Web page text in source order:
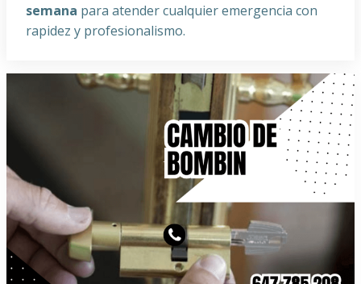
semana para atender cualquier emergencia con
rapidez y profesionalismo.